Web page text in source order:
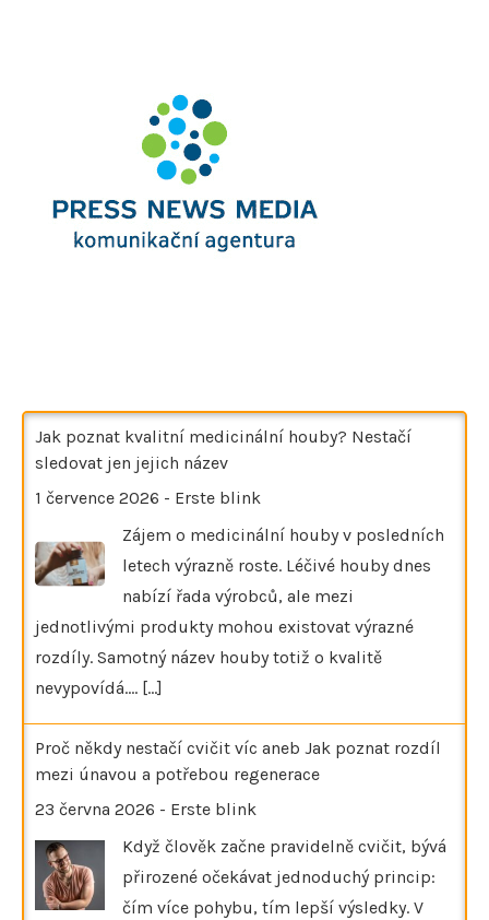
Jak poznat kvalitní medicinální houby? Nestačí
sledovat jen jejich název
1 července 2026 - Erste blink
Zájem o medicinální houby v posledních
letech výrazně roste. Léčivé houby dnes
nabízí řada výrobců, ale mezi
jednotlivými produkty mohou existovat výrazné
rozdíly. Samotný název houby totiž o kvalitě
nevypovídá.… [...]
Proč někdy nestačí cvičit víc aneb Jak poznat rozdíl
mezi únavou a potřebou regenerace
23 června 2026 - Erste blink
Když člověk začne pravidelně cvičit, bývá
přirozené očekávat jednoduchý princip:
čím více pohybu, tím lepší výsledky. V